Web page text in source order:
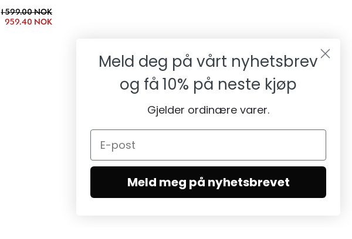
1 599.00 NOK
959.40 NOK
Meld deg på vårt nyhetsbrev
og få10% på neste kjøp
Gjelder ordinære varer.
Meld meg på nyhetsbrevet